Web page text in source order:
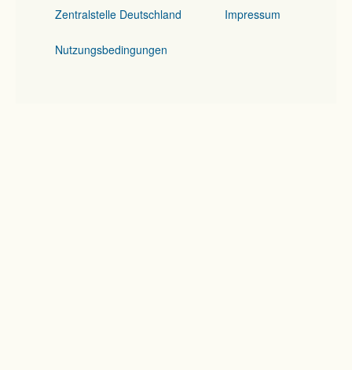
Zentralstelle Deutschland Impressum
Nutzungsbedingungen